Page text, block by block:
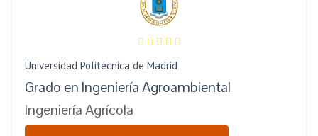
Universidad Politécnica de Madrid
Grado en Ingeniería Agroambiental
Ingeniería Agrícola